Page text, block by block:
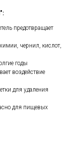
предотвращает
чернил, кислот,
годы
воздействие
для удаления
для пищевых